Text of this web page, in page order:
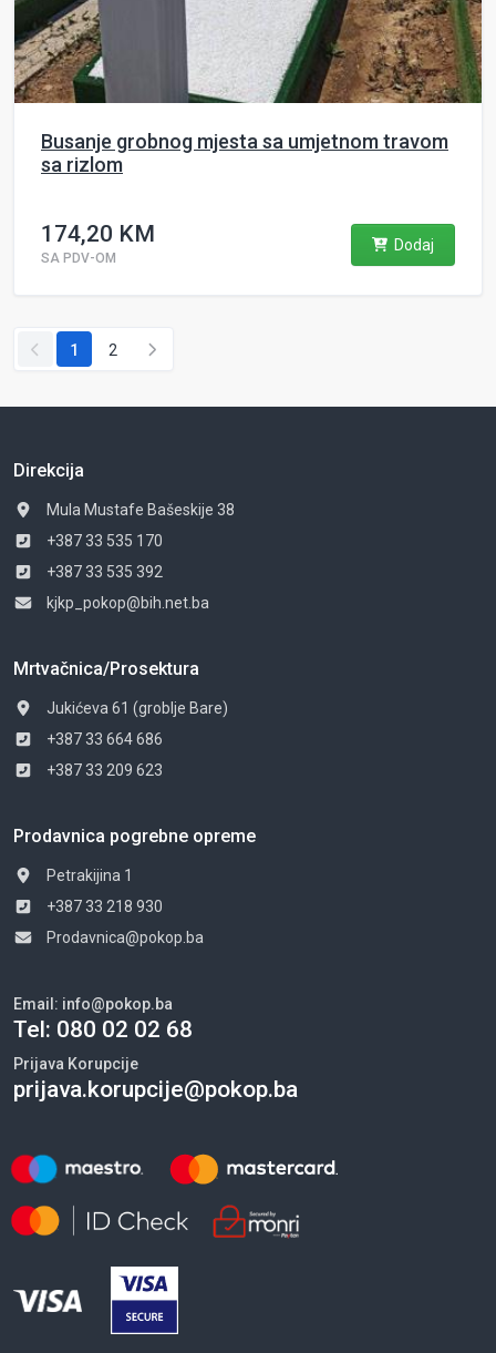
Busanje grobnog mjesta sa umjetnom travom
sa rizlom
174,20 KM
SA PDV-OM
Dodaj
1 2
Direkcija
Mula Mustafe Bašeskije 38
+387 33 535 170
+387 33 535 392
kjkp_pokop@bih.net.ba
Mrtvačnica/Prosektura
Jukićeva 61 (groblje Bare)
+387 33 664 686
+387 33 209 623
Prodavnica pogrebne opreme
Petrakijina 1
+387 33 218 930
Prodavnica@pokop.ba
Email: info@pokop.ba
Tel: 080 02 02 68
Prijava Korupcije
prijava.korupcije@pokop.ba